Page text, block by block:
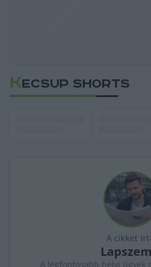
KECSUP SHORTS
A cikket
A legfontosabb helyi ügyek